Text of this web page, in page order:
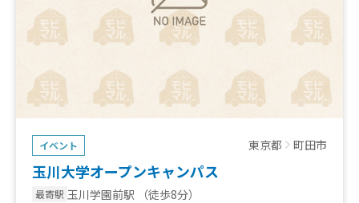
イベント 東京都 町田市
玉川大学オープンキャンパス
最寄駅 玉川学園前駅 （徒歩8分）